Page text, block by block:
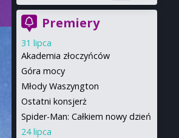
Premiery
31 lipca
Akademia złoczyńców
Góra mocy
Młody Waszyngton
Ostatni konsjerż
Spider-Man: Całkiem nowy dzień
24 lipca